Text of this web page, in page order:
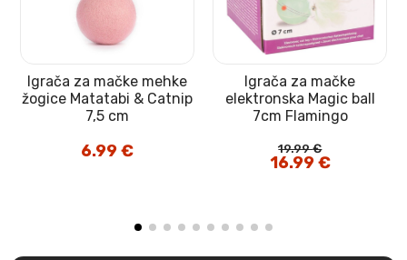
Igrača za mačke mehke
žogice Matatabi & Catnip
7,5 cm
6.99€
Igrača za mačke
elektronska Magic ball
7cm Flamingo
19.99€
Izvirna
cena
16.99€Trenutna
cena